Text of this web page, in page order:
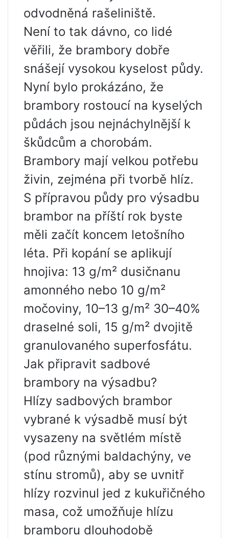
odvodněná rašeliniště.
Není to tak dávno, co lidé
věřili, že brambory dobře
snášejí vysokou kyselost půdy.
Nyní bylo prokázáno, že
brambory rostoucí na kyselých
půdách jsou nejnáchylnější k
škůdcům a chorobám.
Brambory mají velkou potřebu
živin, zejména při tvorbě hlíz.
S přípravou půdy pro výsadbu
brambor na příští rok byste
měli začít koncem letošního
léta. Při kopání se aplikují
hnojiva: 13 g/m² dusičnanu
amonného nebo 10 g/m²
močoviny, 10–13 g/m² 30–40%
draselné soli, 15 g/m² dvojitě
granulovaného superfosfátu.
Jak připravit sadbové
brambory na výsadbu?
Hlízy sadbových brambor
vybrané k výsadbě musí být
vysazeny na světlém místě
(pod různými baldachýny, ve
stínu stromů), aby se uvnitř
hlízy rozvinul jed z kukuřičného
masa, což umožňuje hlízu
bramboru dlouhodobě